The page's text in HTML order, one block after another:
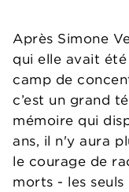
Après Simone
qui elle avait été
camp de
c’est un grand
mémoire qui
ans, il n'y aura
le courage de
morts - les